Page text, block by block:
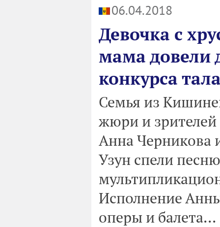
06.04.2018
Девочка с
мама довели
конкурса
Семья из
жюри и зрителей
Анна Черникова
Узун спели
Исполнение
оперы и балета...